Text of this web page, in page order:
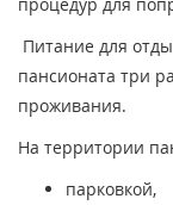
Питание для
пансионата три
проживания.
На территории
парковкой,